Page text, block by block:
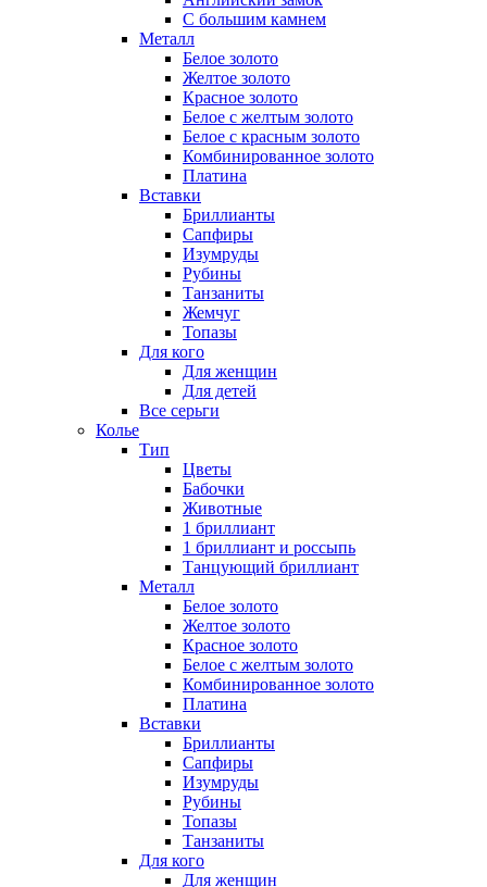
С большим камнем
Металл
Белое золото
Желтое золото
Красное золото
Белое с желтым золото
Белое с красным золото
Комбинированное золото
Платина
Вставки
Бриллианты
Сапфиры
Изумруды
Рубины
Танзаниты
Жемчуг
Топазы
Для кого
Для женщин
Для детей
Все серьги
Колье
Тип
Цветы
Бабочки
Животные
1 бриллиант
1 бриллиант и россыпь
Танцующий бриллиант
Металл
Белое золото
Желтое золото
Красное золото
Белое с желтым золото
Комбинированное золото
Платина
Вставки
Бриллианты
Сапфиры
Изумруды
Рубины
Топазы
Танзаниты
Для кого
Для женщин